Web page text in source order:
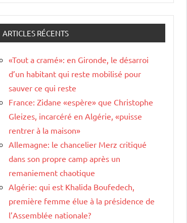
ARTICLES RÉCENTS
«Tout a cramé»: en Gironde, le désarroi
d’un habitant qui reste mobilisé pour
sauver ce qui reste
France: Zidane «espère» que Christophe
Gleizes, incarcéré en Algérie, «puisse
rentrer à la maison»
Allemagne: le chancelier Merz critiqué
dans son propre camp après un
remaniement chaotique
Algérie: qui est Khalida Boufedech,
première femme élue à la présidence de
l’Assemblée nationale?